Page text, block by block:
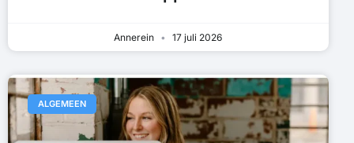
Annerein 17 juli 2026
ALGEMEEN